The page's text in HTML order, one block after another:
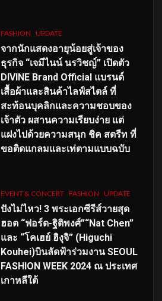
FASHION UPDATE
จากนักแสดงอายุน้อยสู่เจ้าของ
ธุรกิจ “เจมีไนน์ นรวิชญ์” เปิดตัว
DIVINE Brand Official แบรนด์
เสื้อผ้าและสินค้าไลฟ์สไตล์ ที่
สะท้อนบุคลิกและความชอบของ
เจ้าตัว ผสานความเรียบง่าย แต่
แฝงไปด้วยความสนุก ชิค สตรีท ที่
ขอติดแกลมและเท่ตามแบบฉบับ
EVENT & CONCERT FASHION UPDATE
ปังไม่ไหว! 3 พระเอกซีรีส์วายสุด
ฮอต “ฟอร์ด-ฐิติพงศ์”“Nat Chen”
และ “โคเฮย์ ฮิงุจิ” (Higuchi
Kouhei)บินลัดฟ้าร่วมงาน SEOUL
FASHION WEEK 2024 ณ ประเทศ
เกาหลีใต้